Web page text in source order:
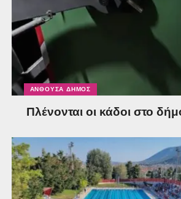
ΑΝΘΟΎΣΑ ΔΉΜΟΣ
Πλένονται οι κάδοι στο